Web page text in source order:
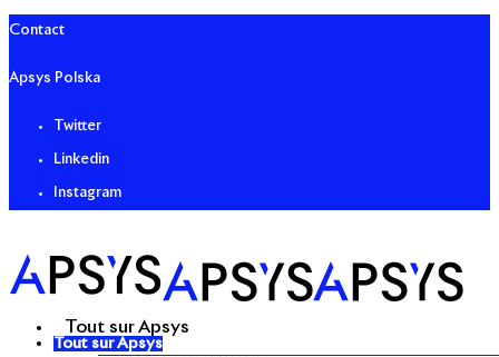
Contact
Apsys Polska
Twitter
Linkedin
Instagram
Tout sur Apsys
Tout sur Apsys